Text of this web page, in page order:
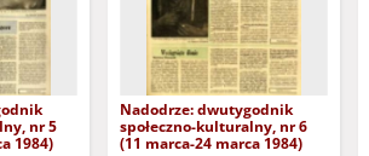
nr 5
1984)
Nadodrze: dwutygodnik
społeczno-kulturalny, nr 6
(11 marca-24 marca 1984)